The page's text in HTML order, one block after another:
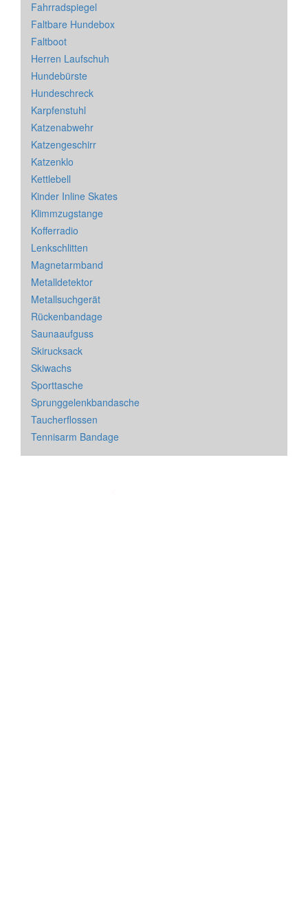
Fahrradspiegel
Faltbare Hundebox
Faltboot
Herren Laufschuh
Hundebürste
Hundeschreck
Karpfenstuhl
Katzenabwehr
Katzengeschirr
Katzenklo
Kettlebell
Kinder Inline Skates
Klimmzugstange
Kofferradio
Lenkschlitten
Magnetarmband
Metalldetektor
Metallsuchgerät
Rückenbandage
Saunaaufguss
Skirucksack
Skiwachs
Sporttasche
Sprunggelenkbandasche
Taucherflossen
Tennisarm Bandage